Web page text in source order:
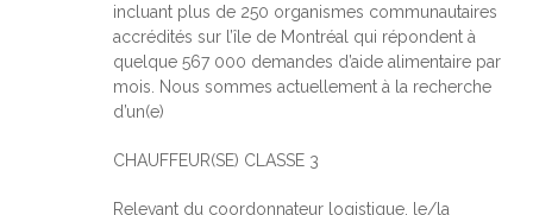
incluant plus de 250 organismes communautaires
accrédités sur l’île de Montréal qui répondent à
quelque 567 000 demandes d’aide alimentaire par
mois. Nous sommes actuellement à la recherche
d’un(e)
CHAUFFEUR(SE) CLASSE 3
Relevant du coordonnateur logistique, le/la